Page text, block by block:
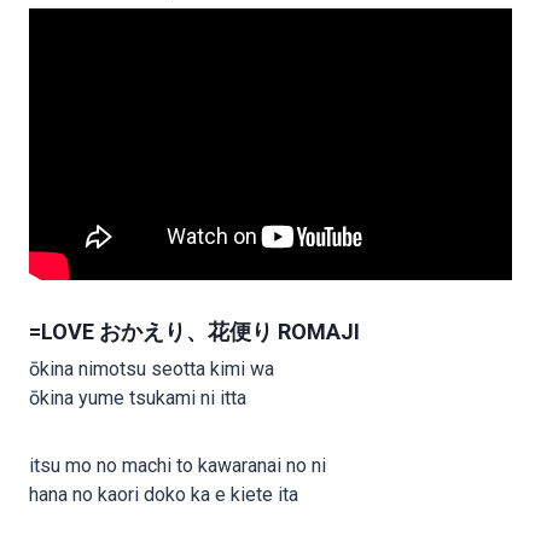
=LOVE おかえり、花便り ROMAJI
ōkina nimotsu seotta kimi wa
ōkina yume tsukami ni itta
itsu mo no machi to kawaranai no ni
hana no kaori doko ka e kiete ita